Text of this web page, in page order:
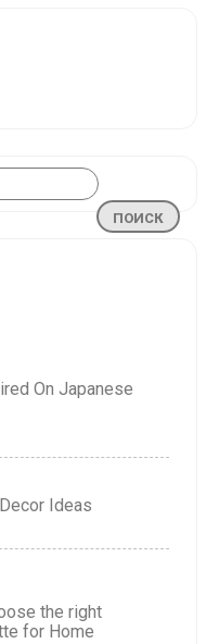
On Japanese
Ideas
the right
for Home